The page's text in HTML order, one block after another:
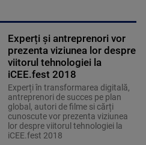
Experți și antreprenori vor
prezenta viziunea lor despre
viitorul tehnologiei la
iCEE.fest 2018
Experți în transformarea digitală,
antreprenori de succes pe plan
global, autori de filme si cărți
cunoscute vor prezenta viziunea
lor despre viitorul tehnologiei la
iCEE.fest 2018